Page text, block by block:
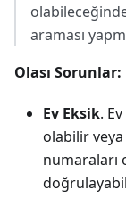
araması
Olası Sorunlar:
Ev Eksik.
olabilir
numaraları